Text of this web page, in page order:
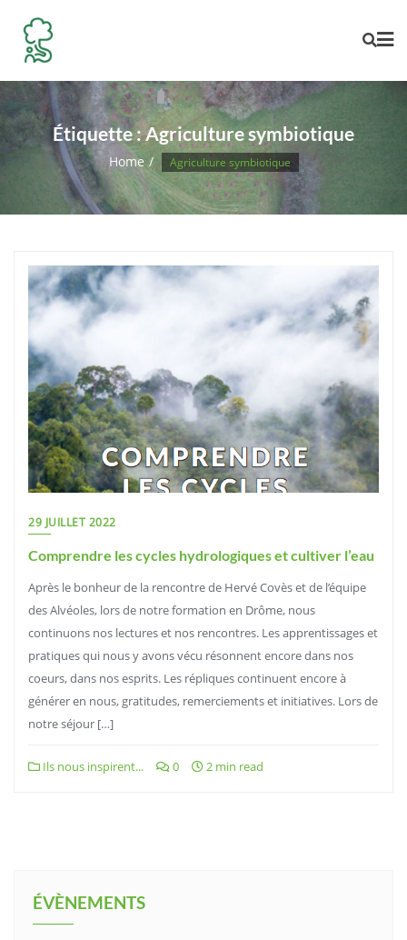
content
Étiquette :Agriculture symbiotique
Home Agriculture symbiotique
29 JUILLET 2022
Comprendre les cycles hydrologiques et cultiver l’eau
Après le bonheur de la rencontre de Hervé Covès et de l’équipe
des Alvéoles, lors de notre formation en Drôme, nous
continuons nos lectures et nos rencontres. Les apprentissages et
pratiques qui nous y avons vécu résonnent encore dans nos
coeurs, dans nos esprits. Les répliques continuent encore à
générer en nous, gratitudes, remerciements et initiatives. Lors de
notre séjour […]
Ils nous inspirent... 0 2 min read
ÉVÈNEMENTS